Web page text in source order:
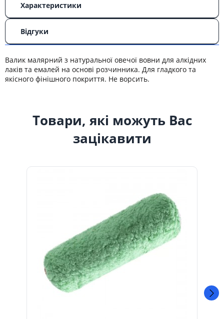
Характеристики
Відгуки
Валик малярний з натуральної овечої вовни для алкідних
лаків та емалей на основі розчинника. Для гладкого та
якісного фінішного покриття. Не ворсить.
Товари, які можуть Вас
зацікавити